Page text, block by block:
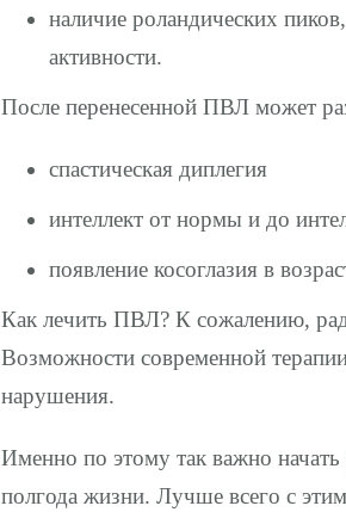
наличие роландических
активности.
После перенесенной ПВЛ может
спастическая диплегия
интеллект от нормы и до
появление косоглазия в
Как лечить ПВЛ? К сожалению,
Возможности современной
нарушения.
Именно по этому так важно
полгода жизни. Лучше всего с